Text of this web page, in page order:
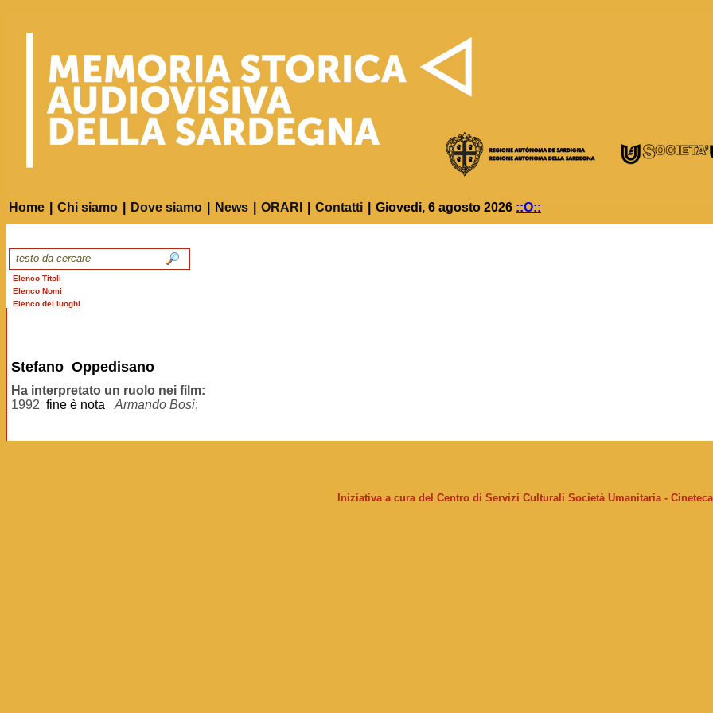
Home Chi siamo Dove siamo News ORARI Contatti Giovedi, 6 agosto 2026 ::O::
Elenco Titoli
Elenco Nomi
Elenco dei luoghi
Stefano Oppedisano
Ha interpretato un ruolo nei film:
1992 fine è nota Armando Bosi;
Iniziativa a cura del Centro di Servizi Culturali Società Umanitaria -